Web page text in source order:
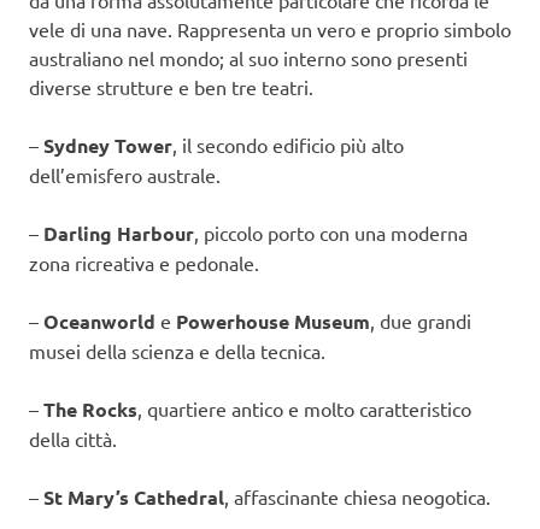
vele di una nave. Rappresenta un vero e proprio simbolo
australiano nel mondo; al suo interno sono presenti
diverse strutture e ben tre teatri.
– Sydney Tower , il secondo edificio più alto
dell’emisfero australe.
– Darling Harbour , piccolo porto con una moderna
zona ricreativa e pedonale.
– Oceanworld e Powerhouse Museum , due grandi
musei della scienza e della tecnica.
– The Rocks , quartiere antico e molto caratteristico
della città.
– St Mary’s Cathedral , affascinante chiesa neogotica.